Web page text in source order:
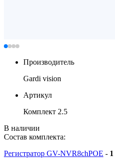
Производитель
Gardi vision
Артикул
Комплект 2.5
В наличии
Состав комплекта:
Регистратор GV-NVR8chPOE -